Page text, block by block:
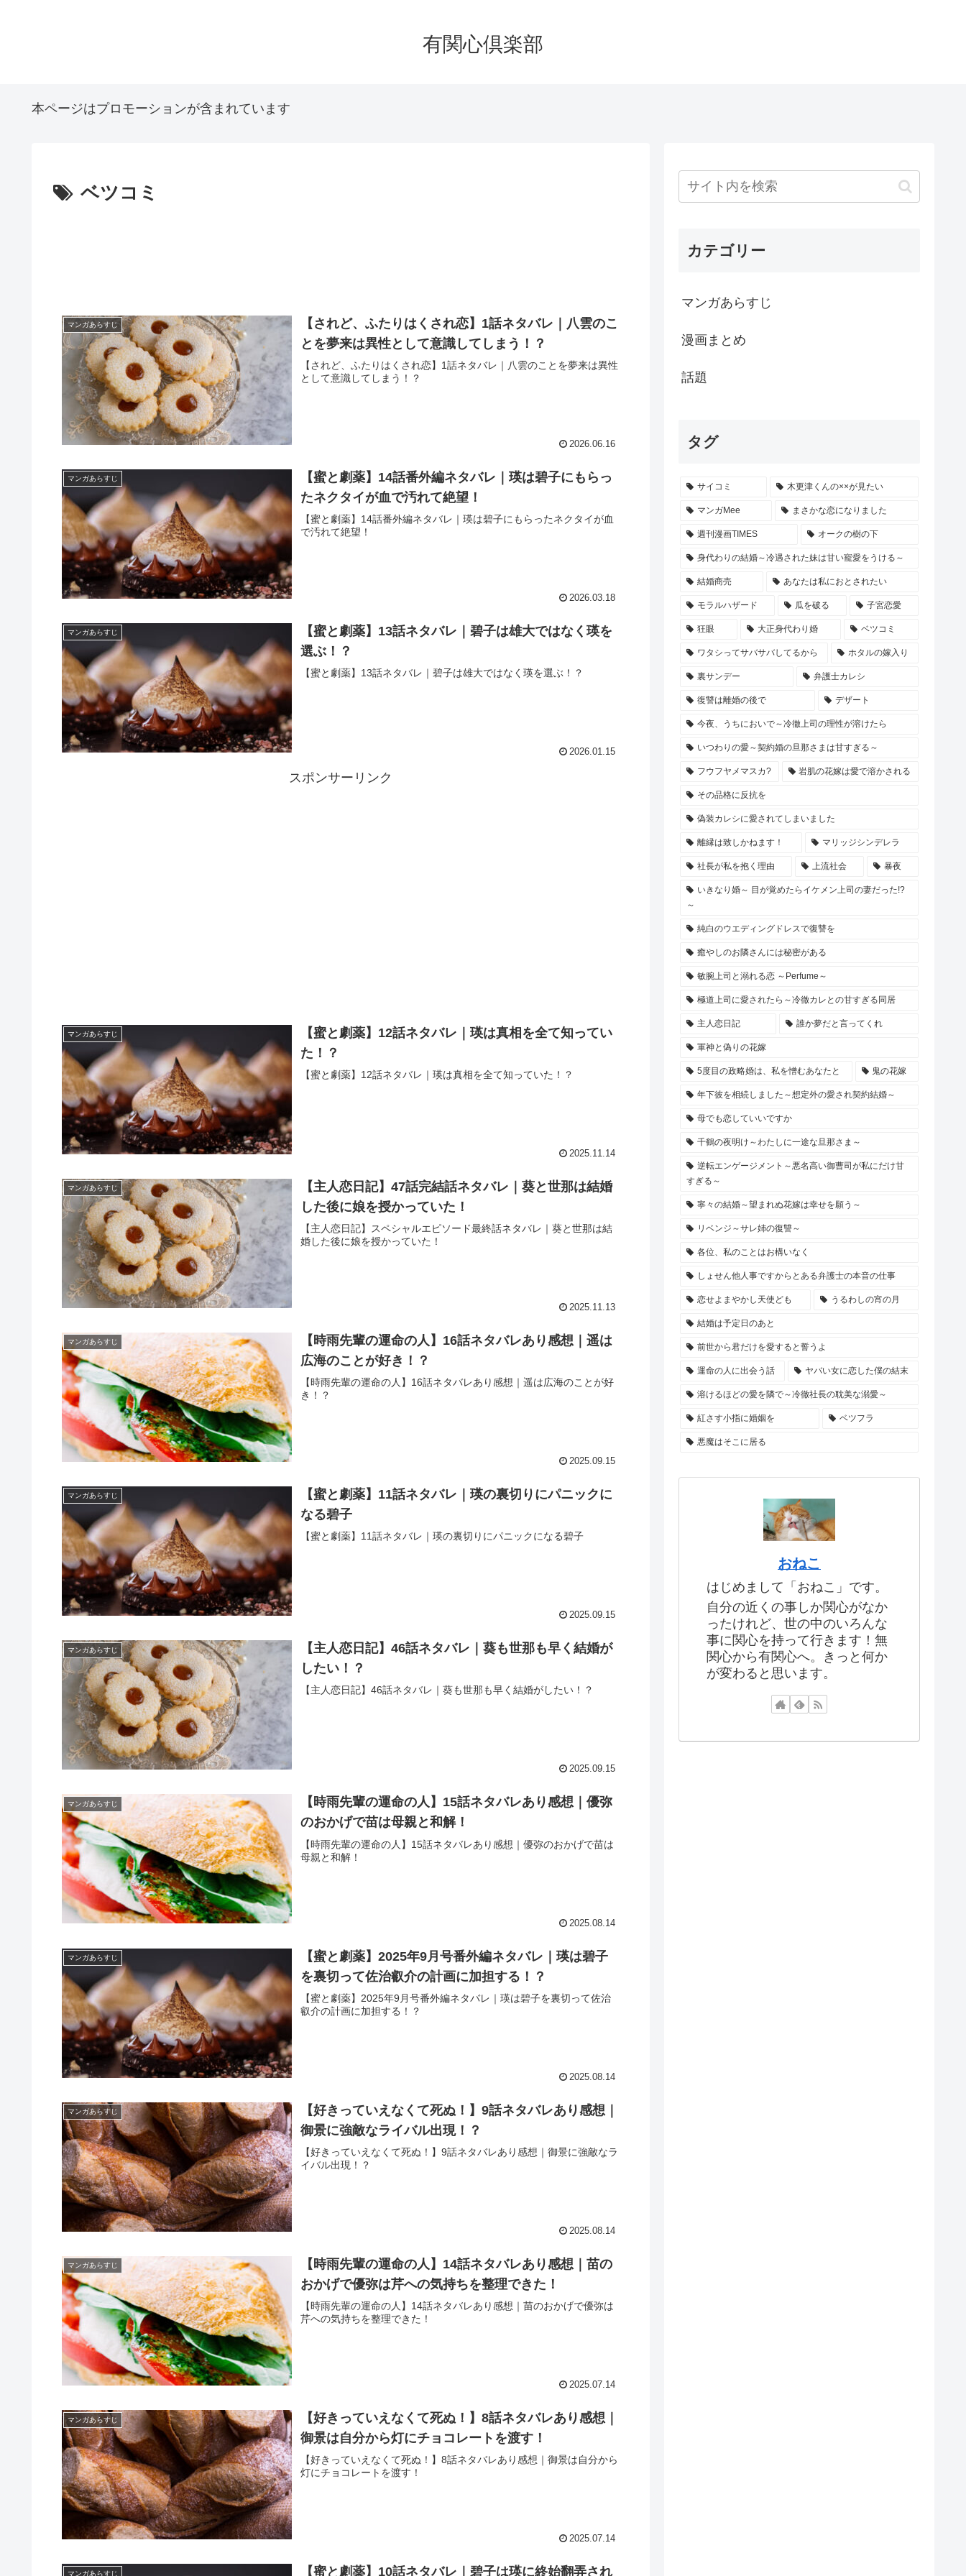
有関心倶楽部
本ページはプロモーションが含まれています
ベツコミ
マンガあらすじ
【されど、ふたりはくされ恋】1話ネタバレ｜八雲のこ
とを夢来は異性として意識してしまう！？
【されど、ふたりはくされ恋】1話ネタバレ｜八雲のことを夢来は異性
として意識してしまう！？
2026.06.16
マンガあらすじ
【蜜と劇薬】14話番外編ネタバレ｜瑛は碧子にもらっ
たネクタイが血で汚れて絶望！
【蜜と劇薬】14話番外編ネタバレ｜瑛は碧子にもらったネクタイが血
で汚れて絶望！
2026.03.18
マンガあらすじ
【蜜と劇薬】13話ネタバレ｜碧子は雄大ではなく瑛を
選ぶ！？
【蜜と劇薬】13話ネタバレ｜碧子は雄大ではなく瑛を選ぶ！？
2026.01.15
スポンサーリンク
マンガあらすじ
【蜜と劇薬】12話ネタバレ｜瑛は真相を全て知ってい
た！？
【蜜と劇薬】12話ネタバレ｜瑛は真相を全て知っていた！？
2025.11.14
マンガあらすじ
【主人恋日記】47話完結話ネタバレ｜葵と世那は結婚
した後に娘を授かっていた！
【主人恋日記】スペシャルエピソード最終話ネタバレ｜葵と世那は結
婚した後に娘を授かっていた！
2025.11.13
マンガあらすじ
【時雨先輩の運命の人】16話ネタバレあり感想｜遥は
広海のことが好き！？
【時雨先輩の運命の人】16話ネタバレあり感想｜遥は広海のことが好
き！？
2025.09.15
マンガあらすじ
【蜜と劇薬】11話ネタバレ｜瑛の裏切りにパニックに
なる碧子
【蜜と劇薬】11話ネタバレ｜瑛の裏切りにパニックになる碧子
2025.09.15
マンガあらすじ
【主人恋日記】46話ネタバレ｜葵も世那も早く結婚が
したい！？
【主人恋日記】46話ネタバレ｜葵も世那も早く結婚がしたい！？
2025.09.15
マンガあらすじ
【時雨先輩の運命の人】15話ネタバレあり感想｜優弥
のおかげで苗は母親と和解！
【時雨先輩の運命の人】15話ネタバレあり感想｜優弥のおかげで苗は
母親と和解！
2025.08.14
マンガあらすじ
【蜜と劇薬】2025年9月号番外編ネタバレ｜瑛は碧子
を裏切って佐治叡介の計画に加担する！？
【蜜と劇薬】2025年9月号番外編ネタバレ｜瑛は碧子を裏切って佐治
叡介の計画に加担する！？
2025.08.14
マンガあらすじ
【好きっていえなくて死ぬ！】9話ネタバレあり感想｜
御景に強敵なライバル出現！？
【好きっていえなくて死ぬ！】9話ネタバレあり感想｜御景に強敵なラ
イバル出現！？
2025.08.14
マンガあらすじ
【時雨先輩の運命の人】14話ネタバレあり感想｜苗の
おかげで優弥は芹への気持ちを整理できた！
【時雨先輩の運命の人】14話ネタバレあり感想｜苗のおかげで優弥は
芹への気持ちを整理できた！
2025.07.14
マンガあらすじ
【好きっていえなくて死ぬ！】8話ネタバレあり感想｜
御景は自分から灯にチョコレートを渡す！
【好きっていえなくて死ぬ！】8話ネタバレあり感想｜御景は自分から
灯にチョコレートを渡す！
2025.07.14
マンガあらすじ 【蜜と劇薬】10話ネタバレ｜碧子は瑛に終始翻弄され
カテゴリー
マンガあらすじ
漫画まとめ
話題
タグ
サイコミ 木更津くんの××が見たい
マンガMee まさかな恋になりました
週刊漫画TIMES オークの樹の下
身代わりの結婚～冷遇された妹は甘い寵愛をうける～
結婚商売 あなたは私におとされたい
モラルハザード 瓜を破る 子宮恋愛
狂眼 大正身代わり婚 ベツコミ
ワタシってサバサバしてるから ホタルの嫁入り
裏サンデー 弁護士カレシ
復讐は離婚の後で デザート
今夜、うちにおいで～冷徹上司の理性が溶けたら
いつわりの愛～契約婚の旦那さまは甘すぎる～
フウフヤメマスカ? 岩肌の花嫁は愛で溶かされる
その品格に反抗を
偽装カレシに愛されてしまいました
離縁は致しかねます！ マリッジシンデレラ
社長が私を抱く理由 上流社会 暴夜
いきなり婚～ 目が覚めたらイケメン上司の妻だった!?
～
純白のウエディングドレスで復讐を
癒やしのお隣さんには秘密がある
敏腕上司と溺れる恋 ～Perfume～
極道上司に愛されたら～冷徹カレとの甘すぎる同居
主人恋日記 誰か夢だと言ってくれ
軍神と偽りの花嫁
5度目の政略婚は、私を憎むあなたと 鬼の花嫁
年下彼を相続しました～想定外の愛され契約結婚～
母でも恋していいですか
千鶴の夜明け～わたしに一途な旦那さま～
逆転エンゲージメント～悪名高い御曹司が私にだけ甘
すぎる～
寧々の結婚～望まれぬ花嫁は幸せを願う～
リベンジ～サレ姉の復讐～
各位、私のことはお構いなく
しょせん他人事ですからとある弁護士の本音の仕事
恋せよまやかし天使ども うるわしの宵の月
結婚は予定日のあと
前世から君だけを愛すると誓うよ
運命の人に出会う話 ヤバい女に恋した僕の結末
溶けるほどの愛を隣で～冷徹社長の耽美な溺愛～
紅さす小指に婚姻を ベツフラ
悪魔はそこに居る
おねこ
はじめまして「おねこ」です。
自分の近くの事しか関心がなか
ったけれど、世の中のいろんな
事に関心を持って行きます！無
関心から有関心へ。きっと何か
が変わると思います。